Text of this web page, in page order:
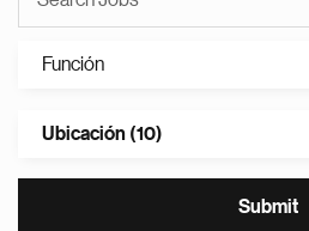
Función
Ubicación (10)